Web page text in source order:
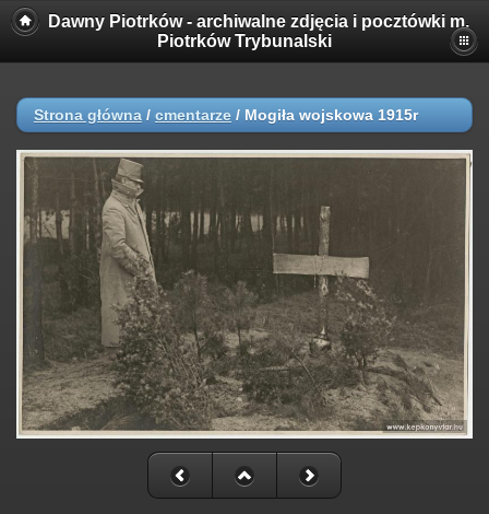
Dawny Piotrków - archiwalne zdjęcia i pocztówki m.
Piotrków Trybunalski
Strona główna / cmentarze / Mogiła wojskowa 1915r